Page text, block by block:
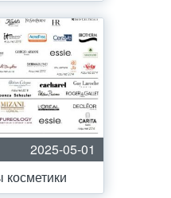
2025-05-01